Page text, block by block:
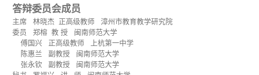
答辩委员会成员
主席 林晓杰 正高级教师
漳州市教育教学研究院
委员
郑榕 教 授
闽南师范大学
傅国兴
正高级教师
上杭第一中学
陈惠兰
副教授
闽南师范大学
张永钦
副教授
闽南师范大学